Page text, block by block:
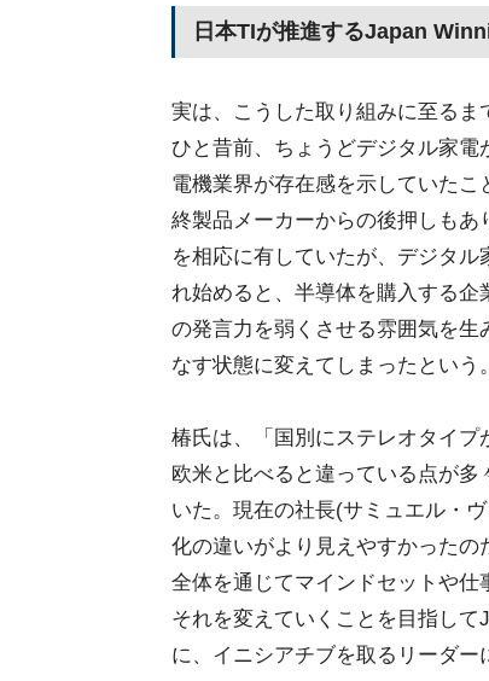
日本TIが推進するJapan
実は、こうした取り組みに至るま
ひと昔前、ちょうどデジタル家
電機業界が存在感を示していた
終製品メーカーからの後押しも
を相応に有していたが、デジタ
れ始めると、半導体を購入する
の発言力を弱くさせる雰囲気を
なす状態に変えてしまったという。
椿氏は、「国別にステレオタイ
欧米と比べると違っている点が
いた。現在の社長(サミュエル・
化の違いがより見えやすかったの
全体を通じてマインドセットや仕
それを変えていくことを目指して
に、イニシアチブを取るリーダー